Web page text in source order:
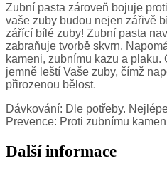
Zubní pasta zároveň bojuje
vaše zuby budou nejen zářivě
zářící bílé zuby! Zubní pasta
zabraňuje tvorbě skvrn.
kameni, zubnímu kazu a plaku.
jemně leští Vaše zuby, čímž
přirozenou bělost.
Dávkování: Dle potřeby.
Prevence: Proti zubnímu
Další informace